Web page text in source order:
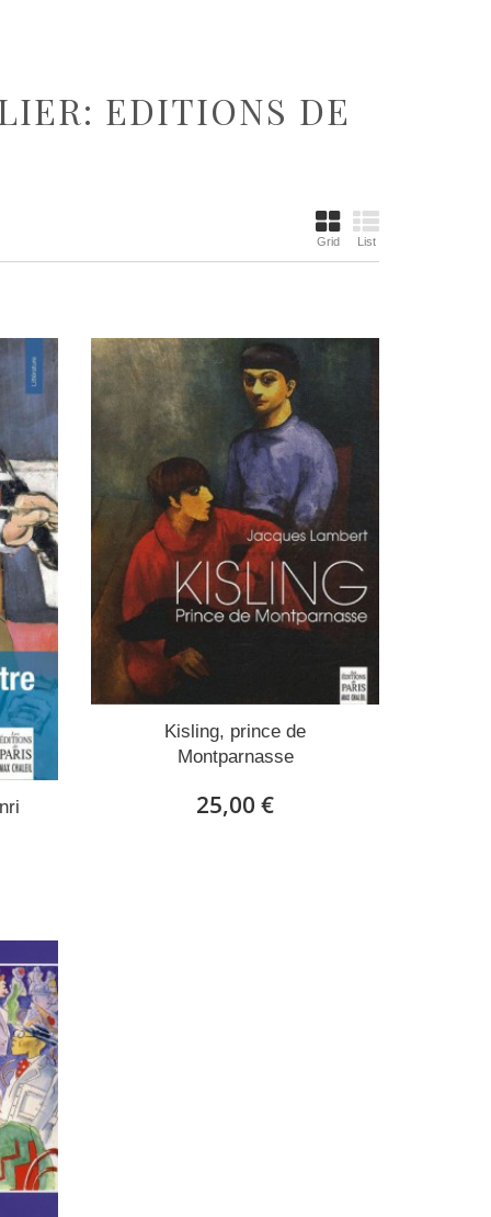
EDITIONS DE
Grid List
Kisling, prince de
Montparnasse
25,00 €